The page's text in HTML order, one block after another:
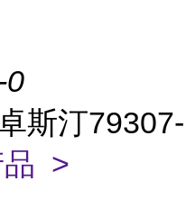
0
斯汀79307-
品 >